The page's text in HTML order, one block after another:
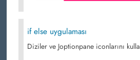
if else uygulaması
Diziler ve Joptionpane iconlarını